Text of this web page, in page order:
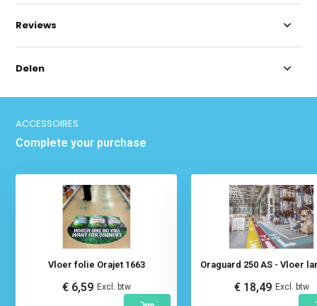
Reviews
Delen
ACCESSOIRES
Complete your purchase
Vloer folie Orajet 1663
€ 6,59 Excl. btw
Oraguard 250 AS - Vloer
€ 18,49 Excl. btw